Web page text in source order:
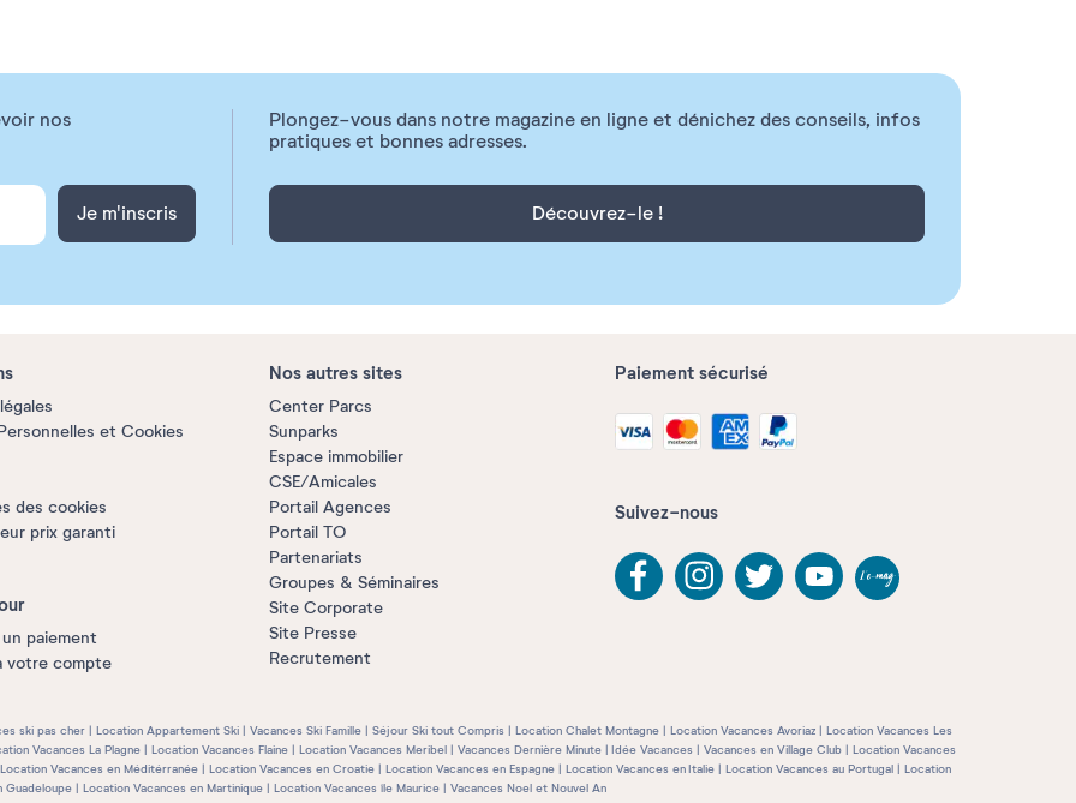
nos
Je m'inscris
Plongez-vous dans notre magazine en ligne et dénichez des conseils, infos
pratiques et bonnes adresses.
Découvrez-le !
et Cookies
des cookies
prix garanti
paiement
votre compte
Nos autres sites
Center Parcs
Sunparks
Espace immobilier
CSE/Amicales
Portail Agences
Portail TO
Partenariats
Groupes & Séminaires
Site Corporate
Site Presse
Recrutement
Paiement sécurisé
Suivez-nous
ski pas cher Location Appartement Ski Vacances Ski Famille Séjour Ski tout Compris Location Chalet Montagne Location Vacances Avoriaz
Location Vacances Les
Vacances La Plagne Location Vacances Flaine Location Vacances Meribel Vacances Dernière Minute Idée Vacances Vacances en Village Club
Location Vacances
Location Vacances en Méditérranée Location Vacances en Croatie Location Vacances en Espagne Location Vacances en Italie Location Vacances au Portugal
Location
Guadeloupe
Location Vacances en Martinique Location Vacances île Maurice Vacances Noel et Nouvel An